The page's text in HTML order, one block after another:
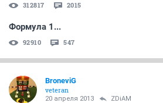
312817 2015
Формула 1...
92910 547
BroneviG
veteran
20 апреля 2013 ZDiAM